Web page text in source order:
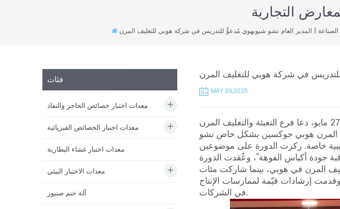
التجارية
الصناعة | المدير العام تشو شيويهوي مُدعوٌّ للتدريس في شركة هوبي للتغليف المرن
فئات
معدات اختبار خصائص الحاجز والنفاذ
معدات اختبار الخصائص الفيزيائية
معدات اختبار غشاء البطارية
معدات الاختبار البيئي
آلة ختم صنبور
للتدريس في شركة هوبي للتغليف المرن
MAY 29,2025.
لتعزيز التنمية عالية الجودة لصناعة التعبئة والتغليف المرنة في هوبي، في 27 مايو، دعا فرع التعبئة والتغليف المرن
المرن هوبي جوكسين بشكل خاص تشو
خاصة. ركزت الدورة على موضوعين
جودة أكياس الفوهة"، وعُقدت الدورة
المرن في هوبي، بينما شاركت مئات
إرشادات قيّمة لممارسات الإنتاج
في الشركات.